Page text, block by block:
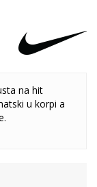
na hit
u korpi a
.